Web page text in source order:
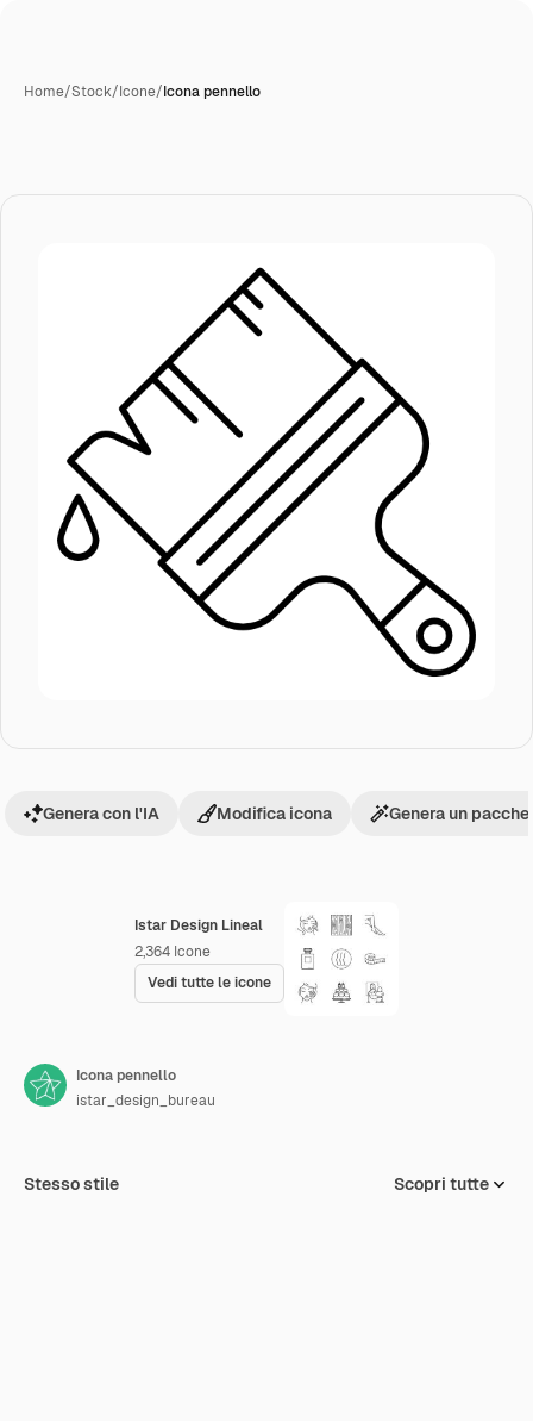
Home/Stock/Icone/Icona pennello
Istar Design Lineal
2,364 Icone
Vedi tutte le icone
Genera con l'IA Modifica icona Genera un
Icona pennello
istar_design_bureau
Stesso stile Scopri tutte